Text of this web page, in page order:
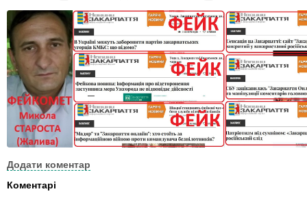
Додати коментар
Коментарі